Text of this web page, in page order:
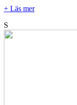
+ Läs mer
S